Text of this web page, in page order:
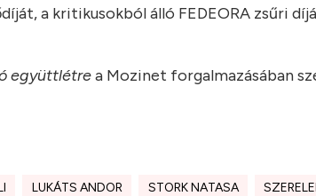
a kritikusokból álló FEDEORA zsűri
együttlétrea Mozinet forgalmazásában
LUKÁTS ANDOR STORK NATASA